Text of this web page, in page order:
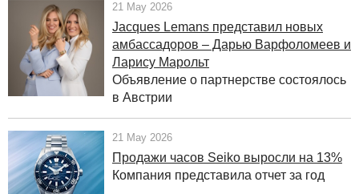
21 May 2026
Jacques Lemans представил новых
амбассадоров – Дарью Варфоломеев и
Ларису Марольт
Объявление о партнерстве состоялось
в Австрии
21 May 2026
Продажи часов Seiko выросли на 13%
Компания представила отчет за год